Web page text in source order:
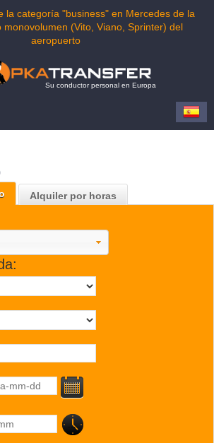
la categoría "business" en Mercedes de la
monovolumen (Vito, Viano, Sprinter) del
aeropuerto
Su conductor personal en Europa
Alquiler por horas
...